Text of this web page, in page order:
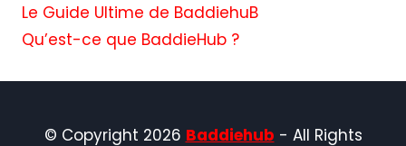
Le Guide Ultime de BaddiehuB
Qu’est-ce que BaddieHub ?
© Copyright 2026 Baddiehub - All Rights